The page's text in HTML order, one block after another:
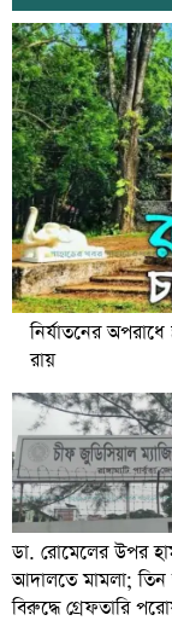
নির্যাতনের
রায়
ডা. রোমেলের উপর
আদালতে মামলা;
বিরুদ্ধে গ্রেফতারি